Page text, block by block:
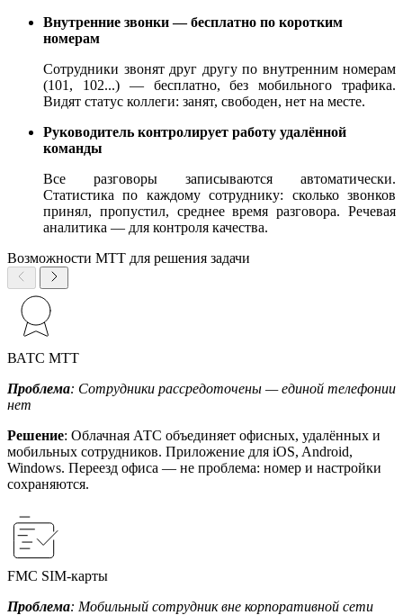
Внутренние звонки — бесплатно по коротким
номерам
Сотрудники звонят друг другу по внутренним номерам
(101, 102...) — бесплатно, без мобильного трафика.
Видят статус коллеги: занят, свободен, нет на месте.
Руководитель контролирует работу удалённой
команды
Все разговоры записываются автоматически.
Статистика по каждому сотруднику: сколько звонков
принял, пропустил, среднее время разговора. Речевая
аналитика — для контроля качества.
Возможности МТТ для решения задачи
ВАТС МТТ
Проблема: Сотрудники рассредоточены — единой телефонии
нет
Решение: Облачная АТС объединяет офисных, удалённых и
мобильных сотрудников. Приложение для iOS, Android,
Windows. Переезд офиса — не проблема: номер и настройки
сохраняются.
FMC SIM-карты
Проблема: Мобильный сотрудник вне корпоративной сети